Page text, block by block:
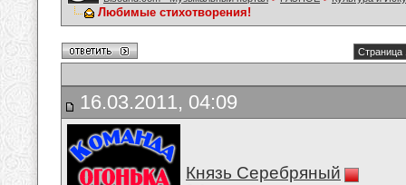
Любимые стихотворения!
Страница
16.03.2011, 04:09
Князь Серебряный